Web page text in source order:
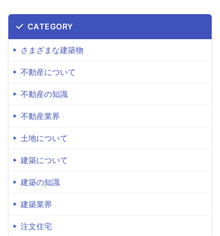
CATEGORY
さまざまな建築物
不動産について
不動産の知識
不動産業界
土地について
建築について
建築の知識
建築業界
注文住宅